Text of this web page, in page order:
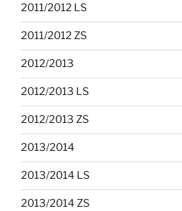
2011/2012 LS
2011/2012 ZS
2012/2013
2012/2013 LS
2012/2013 ZS
2013/2014
2013/2014 LS
2013/2014 ZS